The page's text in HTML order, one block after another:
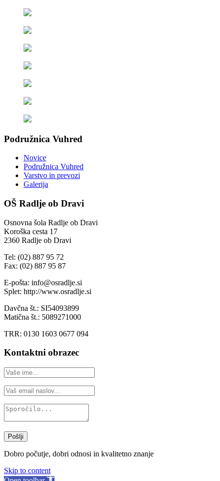
Podružnica Vuhred
Novice
Podružnica Vuhred
Varstvo in prevozi
Galerija
OŠ Radlje ob Dravi
Osnovna šola Radlje ob Dravi
Koroška cesta 17
2360 Radlje ob Dravi
Tel: (02) 887 95 72
Fax: (02) 887 95 87
E-pošta: info@osradlje.si
Splet: http://www.osradlje.si
Davčna št.: SI54093899
Matična št.: 5089271000
TRR: 0130 1603 0677 094
Kontaktni obrazec
Pošlji
Dobro počutje, dobri odnosi in kvalitetno znanje
Skip to content